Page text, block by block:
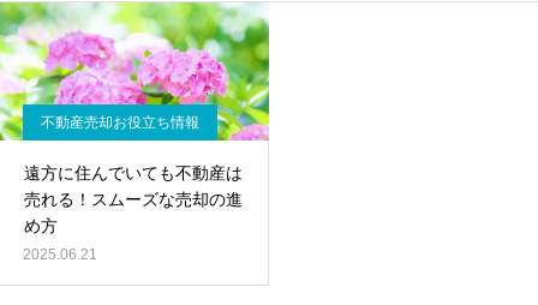
不動産売却お役立ち情報
遠方に住んでいても不動産は
売れる！スムーズな売却の進
め方
2025.06.21